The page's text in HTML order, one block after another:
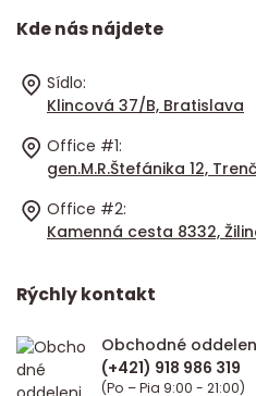
Kde nás nájdete
Sídlo:
Klincová 37/B, Bratislava
Office #1:
gen.M.R.Štefánika 12,
Office #2:
Kamenná cesta 8332,
Rýchly kontakt
Obchodné
(Po – Pia 9:00 - 21:00)